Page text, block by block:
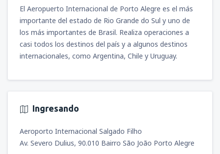
desdeIquitos, Cnl. FAP Francisco Secada
Vignetta
(IQT)
100
desde Arequipa, Rodríguez Ballón (AQP)
DESDE 79
desdeJuliaca, Inca Manco Cápac
DESDE 97USD
El Aeropuerto Internacional de Porto Alegre es el más
importante del estado de Rio Grande do Sul y uno de
los más importantes de Brasil. Realiza operaciones a
casi todos los destinos del país y a algunos destinos
internacionales, como Argentina, Chile y Uruguay.
Ingresando
Aeroporto Internacional Salgado Filho
Av. Severo Dulius, 90.010 Bairro São João Porto Alegre